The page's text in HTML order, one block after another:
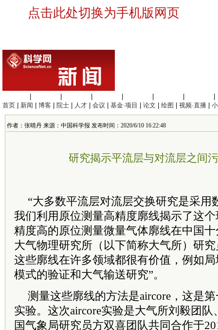
点击此处切换为手机版网页
首页
新闻 博客 院士 人才 会议 基金·项目 论文 绘图 视频·直播
作者：张晴丹 来源：中国科学报 发布时间：2020/6/10 16:22:48
研究揭示平流层与对流层之间
“大多数平流层对流层交换研究是采用
我们利用原位测量高精度廓线揭示了这
精度高的原位测量微量气体廓线在中国
大气物理研究所（以下简称大气所）研
这些廓线在许多领域都很有价值，例如
模式的验证和大气输送研究”。
测量这些廓线的方法是aircore，这是
实验。这次aircore实验是大气所刘毅团
国气象局研究员方双喜团队共同合作于